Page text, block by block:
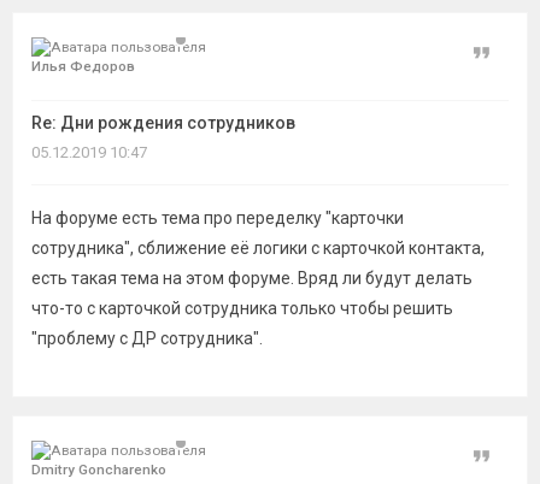
Илья Федоров
Re: Дни рождения сотрудников
Цитата
05.12.2019 10:47
На форуме есть тема про переделку "карточки
сотрудника", сближение её логики с карточкой контакта,
есть такая тема на этом форуме. Вряд ли будут делать
что-то с карточкой сотрудника только чтобы решить
"проблему с ДР сотрудника".
Dmitry Goncharenko
Цитата